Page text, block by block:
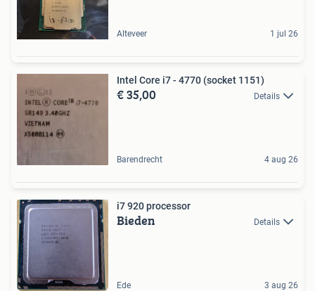
Alteveer 1 jul 26
Intel Core i7 - 4770 (socket 1151)
€ 35,00 Details
Barendrecht 4 aug 26
i7 920 processor
Bieden Details
Ede 3 aug 26